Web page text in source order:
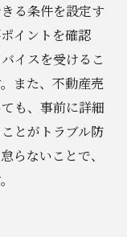
る条件を設定す
イントを確認
イスを受けるこ
また、不動産売
も、事前に詳細
とがトラブル防
らないことで、